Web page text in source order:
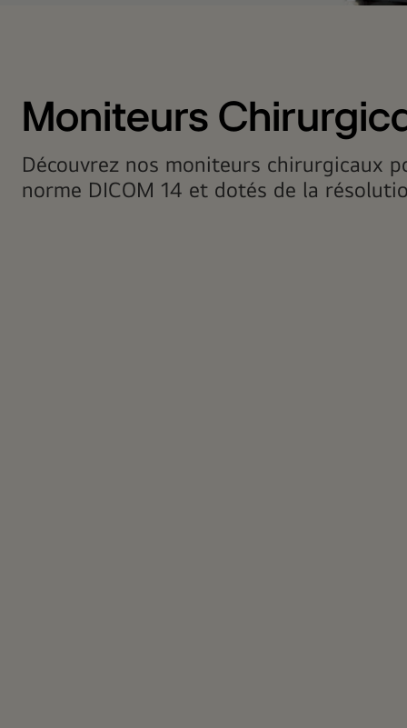
personnel
opérations
Moniteurs
Découvrez nos moniteurs chirurgicaux
norme DICOM 14 et dotés de la